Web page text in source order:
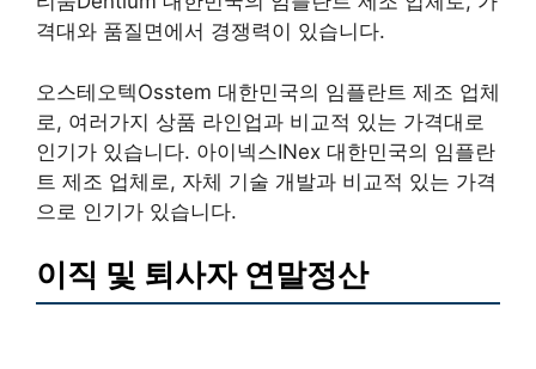
격대와 품질면에서 경쟁력이 있습니다.
오스테오텍Osstem 대한민국의 임플란트 제조 업체
로, 여러가지 상품 라인업과 비교적 있는 가격대로
인기가 있습니다. 아이넥스INex 대한민국의 임플란
트 제조 업체로, 자체 기술 개발과 비교적 있는 가격
으로 인기가 있습니다.
이직 및 퇴사자 연말정산